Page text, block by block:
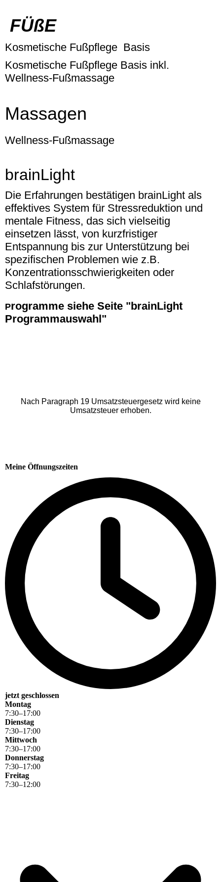
FÜßE
Kosmetische Fußpflege Basis
Kosmetische Fußpflege Basis inkl.
Wellness-Fußmassage
Massagen
Wellness-Fußmassage
brainLight
Die Erfahrungen bestätigen brainLight als
effektives System für Stressreduktion und
mentale Fitness, das sich vielseitig
einsetzen lässt, von kurzfristiger
Entspannung bis zur Unterstützung bei
spezifischen Problemen wie z.B.
Konzentrationsschwierigkeiten oder
Schlafstörungen.
Programme siehe Seite "brainLight
Programmauswahl"
Nach Paragraph 19 Umsatzsteuergesetz wird keine
Umsatzsteuer erhoben.
Meine Öffnungszeiten
jetzt geschlossen
Montag
7:30–17:00
Dienstag
7:30–17:00
Mittwoch
7:30–17:00
Donnerstag
7:30–17:00
Freitag
7:30–12:00